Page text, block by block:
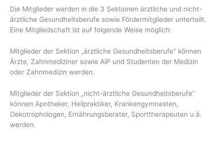
Die Mitglieder werden in die 3 Sektionen ärztliche und nicht-
ärztliche Gesundheitsberufe sowie Fördermitglieder unterteilt.
Eine Mitgliedschaft ist auf folgende Weise möglich:
Mitglieder der Sektion „ärztliche Gesundheitsberufe“ können
Ärzte, Zahnmediziner sowie AiP und Studenten der Medizin
oder Zahnmedizin werden.
Mitglieder der Sektion „nicht-ärztliche Gesundheitsberufe“
können Apotheker, Heilpraktiker, Krankengymnasten,
Oekotrophologen, Ernährungsberater, Sporttherapeuten u.ä.
werden.